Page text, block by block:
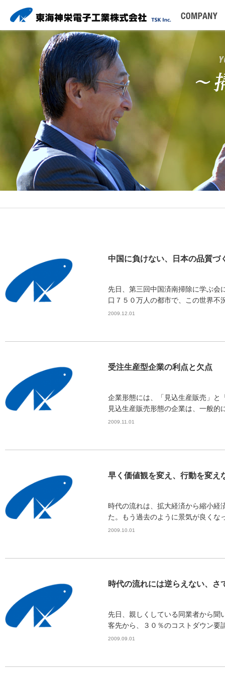
中国に負けない、日本の品質づ
先日、第三回中国済南掃除に学ぶ会
口７５０万人の都市で、この世界不
2009.12.01
受注生産型企業の利点と欠点
企業形態には、「見込生産販売」と
見込生産販売形態の企業は、一般的
2009.11.01
早く価値観を変え、行動を変え
時代の流れは、拡大経済から縮小経
た。もう過去のように景気が良くな
2009.10.01
時代の流れには逆らえない、さ
先日、親しくしている同業者から聞
客先から、３０％のコストダウン要
2009.09.01